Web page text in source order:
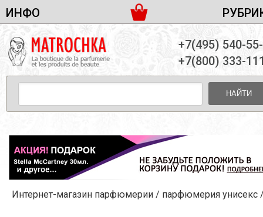
ИНФО
ДОСТАВКА И ОПЛАТА
ПАРТНЕРСТВО
КОНТАКТЫ
ЖЕНСКАЯ ПАРФЮМЕРИЯ
МУЖСКАЯ ПАРФЮМЕРИЯ
УНИСЕКС ПАРФЮМЕРИЯ
ЖЕНСКИЕ НАБОРЫ
МУЖСКИЕ НАБОРЫ
УНИСЕКС НАБОРЫ
УХОД ЗА ЛИЦОМ
УХОД ЗА ТЕЛОМ
+7(495) 540-
+7(800) 333-
НАЙТИ
Интернет-магазин парфюмерии / парфюмерия унисекс